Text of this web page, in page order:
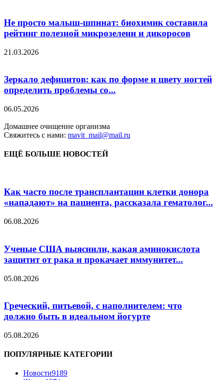
Не просто малыш-шпинат: биохимик составила
рейтинг полезной микрозелени и дикоросов
21.03.2026
Зеркало дефицитов: как по форме и цвету ногтей
определить проблемы со...
06.05.2026
Домашнее очищение организма
Свяжитесь с нами: mavit_mail@mail.ru
ЕЩЁ БОЛЬШЕ НОВОСТЕЙ
Как часто после трансплантации клетки донора
«нападают» на пациента, рассказала гематолог...
06.08.2026
Ученые США выяснили, какая аминокислота
защитит от рака и прокачает иммунитет...
05.08.2026
Греческий, питьевой, с наполнителем: что
должно быть в идеальном йогурте
05.08.2026
ПОПУЛЯРНЫЕ КАТЕГОРИИ
Новости9189